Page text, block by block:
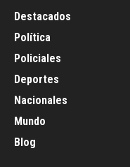
Destacados
Política
Policiales
Deportes
Nacionales
Mundo
Blog